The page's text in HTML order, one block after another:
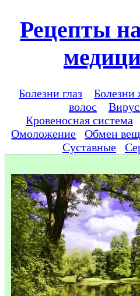
Рецепты
Болезни глаз Болезни
волос
Кровеносная система
Омоложение
Обмен
Суставные